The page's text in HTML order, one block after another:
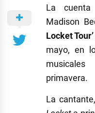
La
Madison
Locket Tour’
mayo, en
primavera.
La